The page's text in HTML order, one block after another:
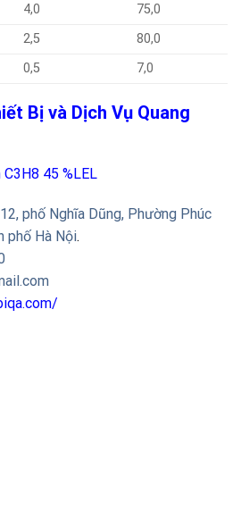
4,0
75,0
2,5
80,0
0,5 7,0
Bị và Dịch Vụ Quang
45 %LEL
phố Nghĩa Dũng, Phường Phúc
phố Hà Nội.